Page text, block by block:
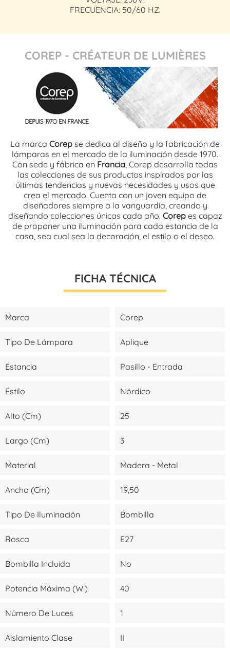
FRECUENCIA: 50/60 HZ.
COREP - CRÉATEUR DE LUMIÈRES
La marca Corep se dedica al diseño y la fabricación de
lámparas en el mercado de la iluminación desde 1970.
Con sede y fábrica en Francia , Corep desarrolla todas
las colecciones de sus productos inspirados por las
últimas tendencias y nuevas necesidades y usos que
crea el mercado. Cuenta con un joven equipo de
diseñadores siempre a la vanguardia, creando y
diseñando colecciones únicas cada año. Corepes capaz
de proponer una iluminación para cada estancia de la
casa, sea cual sea la decoración, el estilo o el deseo.
FICHA TÉCNICA
Marca Corep
Tipo De Lámpara Aplique
Estancia Pasillo - Entrada
Estilo Nórdico
Alto (cm) 25
Largo (cm) 3
Material Madera - Metal
Ancho (cm) 19,50
Tipo De Iluminación Bombilla
Rosca E27
Bombilla Incluida No
Potencia Máxima (W.) 40
Número De Luces 1
Aislamiento Clase II